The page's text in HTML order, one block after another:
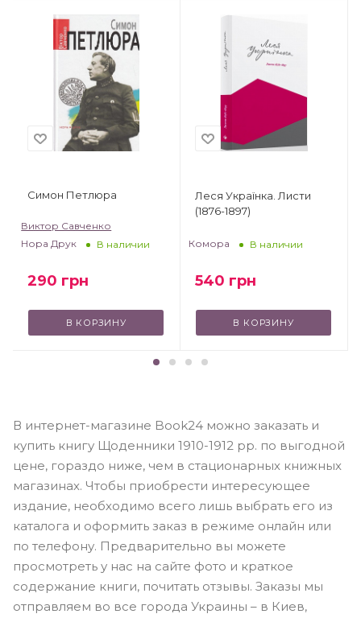
Симон Петлюра
Виктор Савченко
Нора Друк
В наличии
290 грн
В КОРЗИНУ
Леся Українка. Листи
(1876-1897)
Комора В наличии
540 грн
В КОРЗИНУ
В интернет-магазине Book24 можно заказать и
купить книгу Щоденники 1910-1912 рр. по выгодной
цене, гораздо ниже, чем в стационарных книжных
магазинах. Чтобы приобрести интересующее
издание, необходимо всего лишь выбрать его из
каталога и оформить заказ в режиме онлайн или
по телефону. Предварительно вы можете
просмотреть у нас на сайте фото и краткое
содержание книги, почитать отзывы. Заказы мы
отправляем во все города Украины – в Киев,